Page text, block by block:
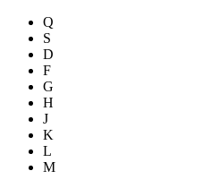
Q
S
D
F
G
H
J
K
L
M